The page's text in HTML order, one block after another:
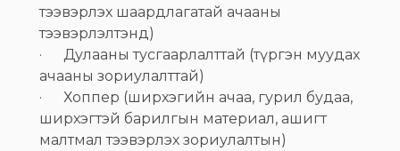
тээвэрлэх шаардлагатай ачааны
тээвэрлэлтэнд)
· Дулааны тусгаарлалттай (түргэн муудах
ачааны зориулалттай)
· Хоппер (ширхэгийн ачаа, гурил будаа,
ширхэгтэй барилгын материал, ашигт
малтмал тээвэрлэх зориулалтын)